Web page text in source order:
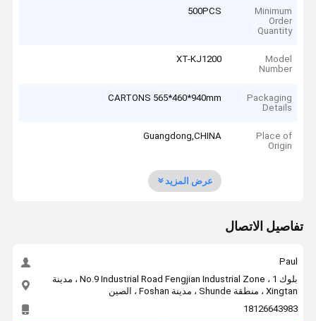
Minimum
Order
Quantity
500PCS
Model
Number
XT-KJ1200
Packaging
Details
CARTONS 565*460*940mm
Place of
Origin
Guangdong,CHINA
عرض المزيد
تفاصيل الاتصال
Paul
بلوك 1 ، No.9 Industrial Road Fengjian Industrial Zone ، مدينة
Xingtan ، منطقة Shunde ، مدينة Foshan ، الصين
18126643983